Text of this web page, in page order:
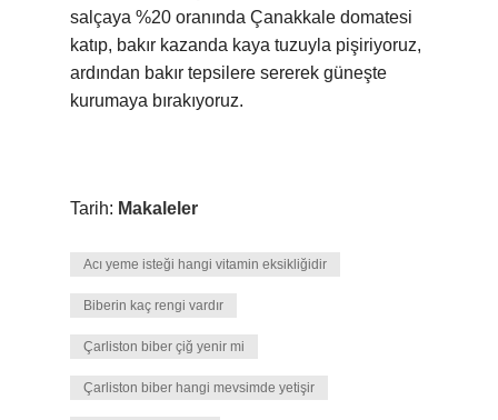
salçaya %20 oranında Çanakkale domatesi
katıp, bakır kazanda kaya tuzuyla pişiriyoruz,
ardından bakır tepsilere sererek güneşte
kurumaya bırakıyoruz.
Tarih: Makaleler
Acı yeme isteği hangi vitamin eksikliğidir
Biberin kaç rengi vardır
Çarliston biber çiğ yenir mi
Çarliston biber hangi mevsimde yetişir